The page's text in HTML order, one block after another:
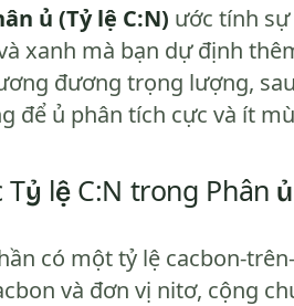
ủ (Tỷ lệ C:N) ước tính
xanh mà bạn dự định
đương trọng lượng,
để ủ phân tích cực và ít
lệ C:N trong Phân ủ
có một tỷ lệ cacbon-
và đơn vị nitơ, cộng